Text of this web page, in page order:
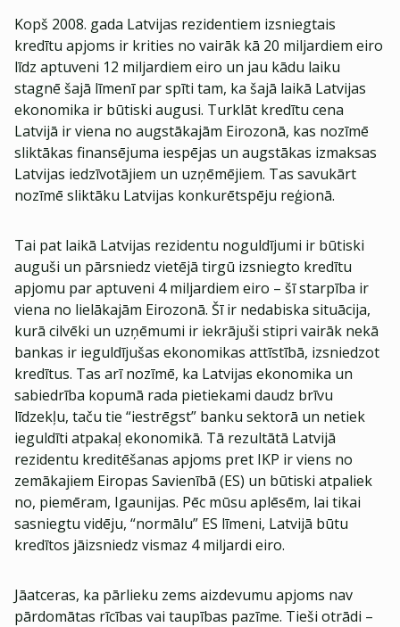
Kopš 2008. gada Latvijas rezidentiem izsniegtais
kredītu apjoms ir krities no vairāk kā 20 miljardiem eiro
līdz aptuveni 12 miljardiem eiro un jau kādu laiku
stagnē šajā līmenī par spīti tam, ka šajā laikā Latvijas
ekonomika ir būtiski augusi. Turklāt kredītu cena
Latvijā ir viena no augstākajām Eirozonā, kas nozīmē
sliktākas finansējuma iespējas un augstākas izmaksas
Latvijas iedzīvotājiem un uzņēmējiem. Tas savukārt
nozīmē sliktāku Latvijas konkurētspēju reģionā.
Tai pat laikā Latvijas rezidentu noguldījumi ir būtiski
auguši un pārsniedz vietējā tirgū izsniegto kredītu
apjomu par aptuveni 4 miljardiem eiro – šī starpība ir
viena no lielākajām Eirozonā. Šī ir nedabiska situācija,
kurā cilvēki un uzņēmumi ir iekrājuši stipri vairāk nekā
bankas ir ieguldījušas ekonomikas attīstībā, izsniedzot
kredītus. Tas arī nozīmē, ka Latvijas ekonomika un
sabiedrība kopumā rada pietiekami daudz brīvu
līdzekļu, taču tie “iestrēgst” banku sektorā un netiek
ieguldīti atpakaļ ekonomikā. Tā rezultātā Latvijā
rezidentu kreditēšanas apjoms pret IKP ir viens no
zemākajiem Eiropas Savienībā (ES) un būtiski atpaliek
no, piemēram, Igaunijas. Pēc mūsu aplēsēm, lai tikai
sasniegtu vidēju, “normālu” ES līmeni, Latvijā būtu
kredītos jāizsniedz vismaz 4 miljardi eiro.
Jāatceras, ka pārlieku zems aizdevumu apjoms nav
pārdomātas rīcības vai taupības pazīme. Tieši otrādi –